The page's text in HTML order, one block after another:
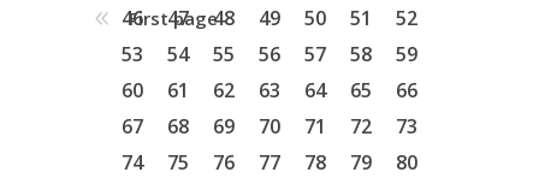
First page
46
47 48 49 50 51
52
53
54 55 56 57 58
59
60
61 62 63 64 65
66
67
68 69 70 71 72
73
74
75 76 77 78 79
80